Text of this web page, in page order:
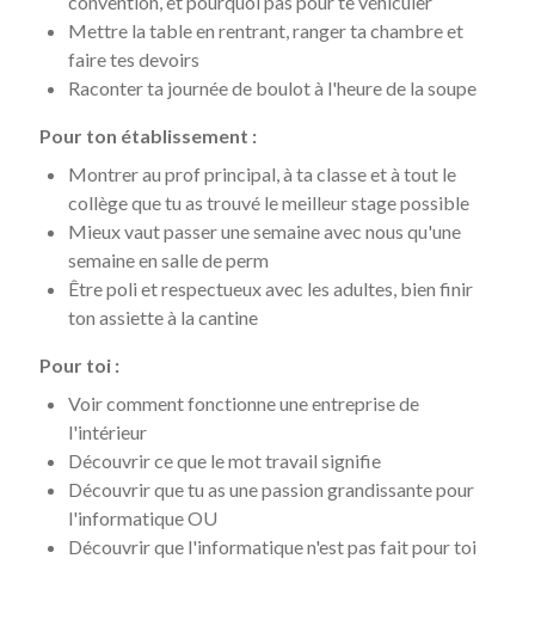
Mettre la table en rentrant, ranger ta chambre et
faire tes devoirs
Raconter ta journée de boulot à l'heure de la soupe
Pour ton établissement :
Montrer au prof principal, à ta classe et à tout le
collège que tu as trouvé le meilleur stage possible
Mieux vaut passer une semaine avec nous qu'une
semaine en salle de perm
Être poli et respectueux avec les adultes, bien finir
ton assiette à la cantine
Pour toi :
Voir comment fonctionne une entreprise de
l'intérieur
Découvrir ce que le mot travail signifie
Découvrir que tu as une passion grandissante pour
l'informatique OU
Découvrir que l'informatique n'est pas fait pour toi